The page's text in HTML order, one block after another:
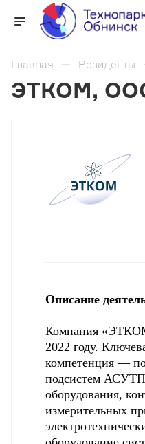
Главная Резиденты
ЭТКОМ,
Описание
Компания
2022 году.
компетенция — п
подсистем
оборудования,
измерительных